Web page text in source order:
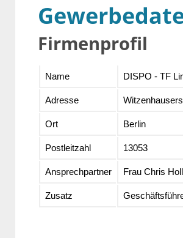
Firmenprofil
Name DISPO - TF
Adresse
Ort Berlin
Postleitzahl 13053
Ansprechpartner Frau Chris
Zusatz